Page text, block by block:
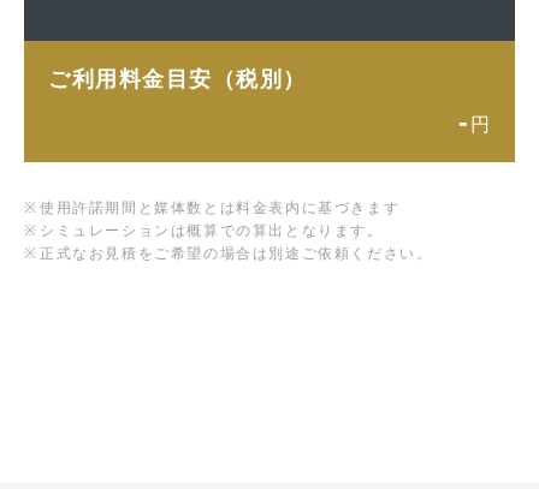
ご利用料金目安（税別）
- 円
※ 使用許諾期間と媒体数とは料金表内に基づきます
※ シミュレーションは概算での算出となります。
※ 正式なお見積をご希望の場合は別途ご依頼ください。